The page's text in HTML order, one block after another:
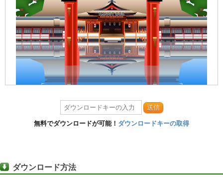
送信
無料でダウンロードが可能！ ダウンロードキーの取得
ダウンロード方法